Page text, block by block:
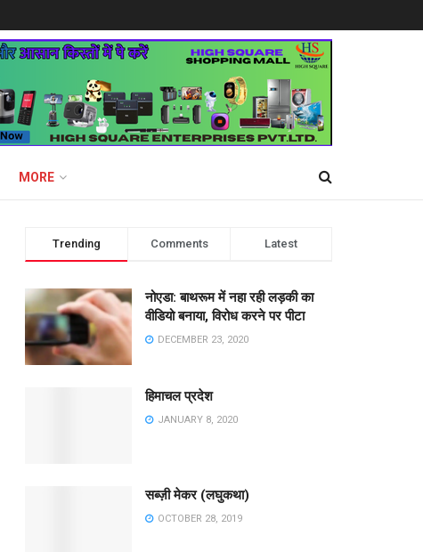
MORE
Trending Comments Latest
नोएडा: बाथरूम में नहा रही लड़की का
वीडियो बनाया, विरोध करने पर पीटा
DECEMBER 23, 2020
हिमाचल प्रदेश
JANUARY 8, 2020
सब्ज़ी मेकर (लघुकथा)
OCTOBER 28, 2019